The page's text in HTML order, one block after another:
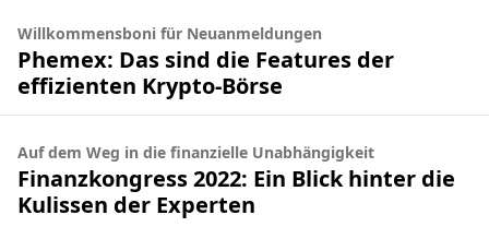
Willkommensboni für Neuanmeldungen
Phemex: Das sind die Features der
effizienten Krypto-Börse
Auf dem Weg in die finanzielle Unabhängigkeit
Finanzkongress 2022: Ein Blick hinter die
Kulissen der Experten